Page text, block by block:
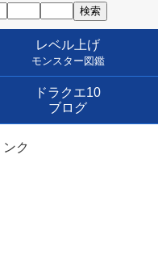
レベル上げ
モンスター図鑑
ドラクエ10
ブログ
ク